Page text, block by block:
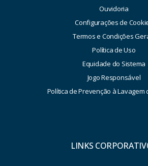
Ouvidoria
Configurações de
Termos e Condições
Política de Uso
Equidade do Sistema
Jogo Responsável
Política de Prevenção à Lavagem
LINKS